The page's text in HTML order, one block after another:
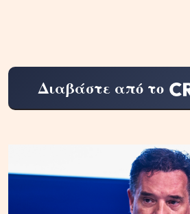
Διαβάστε από το